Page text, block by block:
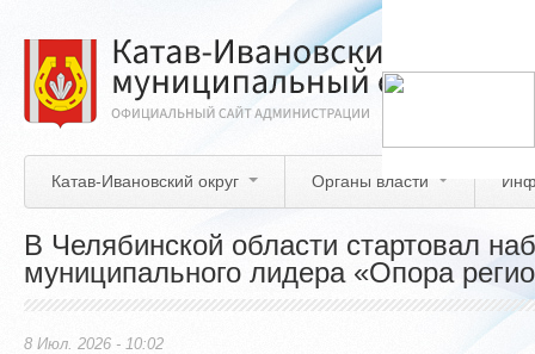
основному
содержанию
Катав-Ивановский округ Органы власти
В Челябинской области стартовал
муниципального лидера «Опора
8 Июл. 2026 - 10:02